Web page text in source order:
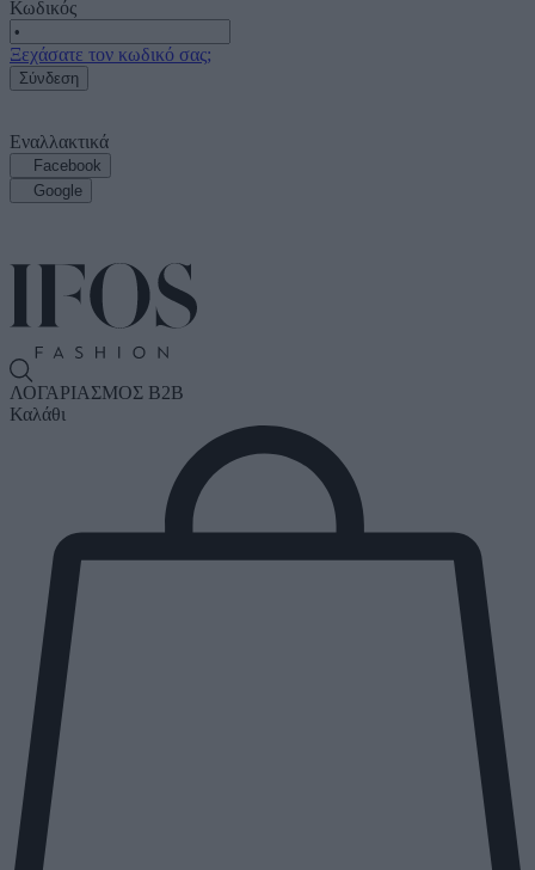
Κωδικός
Ξεχάσατε τον κωδικό σας;
Σύνδεση
Εναλλακτικά
Facebook
Google
ΛΟΓΑΡΙΑΣΜΟΣ B2B
Καλάθι